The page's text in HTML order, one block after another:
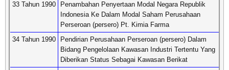
33 Tahun 1990
Penambahan Penyertaan Modal Negara Republik
Indonesia Ke Dalam Modal Saham Perusahaan
Perseroan (persero) Pt. Kimia Farma
34 Tahun 1990
Pendirian Perusahaan Perseroan (persero) Dalam
Bidang Pengelolaan Kawasan Industri Tertentu Yang
Diberikan Status Sebagai Kawasan Berikat